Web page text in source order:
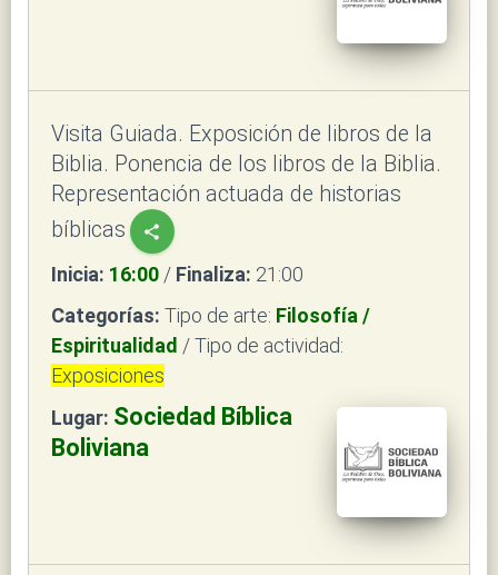
Visita Guiada. Exposición de libros de la
Biblia. Ponencia de los libros de la Biblia.
Representación actuada de historias
bíblicas
share
Inicia: 16:00 / Finaliza: 21:00
Categorías: Tipo de arte: Filosofía /
Espiritualidad / Tipo de actividad:
Exposiciones
Lugar: Sociedad Bíblica
Boliviana